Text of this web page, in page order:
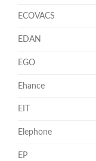
ECOVACS
EDAN
EGO
Ehance
EIT
Elephone
EP